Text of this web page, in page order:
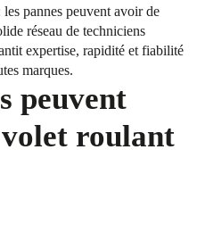
pannes peuvent avoir de
réseau de techniciens
expertise, rapidité et fiabilité
marques.
peuvent
roulant